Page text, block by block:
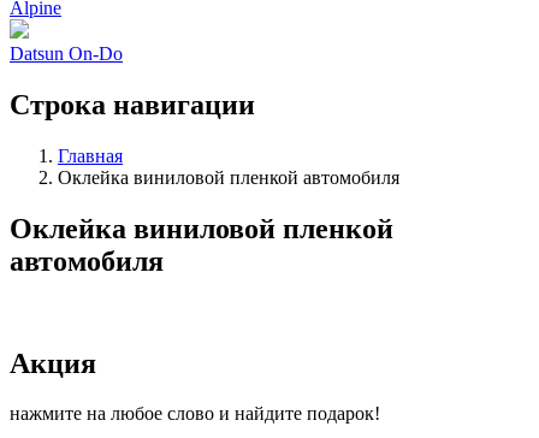
Alpine
Datsun On-Do
Строка навигации
Главная
Оклейка виниловой пленкой автомобиля
Оклейка виниловой пленкой
автомобиля
Акция
нажмите на любое слово и найдите подарок!